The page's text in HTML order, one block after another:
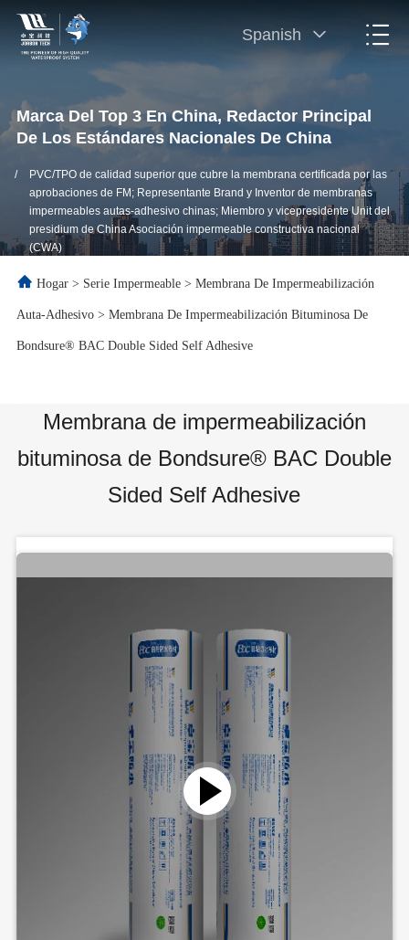
Spanish
Marca Del Top 3 En China, Redactor Principal
De Los Estándares Nacionales De China
/
PVC/TPO de calidad superior que cubre la membrana certificada por las
aprobaciones de FM; Representante Brand y Inventor de membranas
impermeables autas-adhesivo chinas; Miembro y vicepresidente Unit del
presidium de China Asociación impermeable constructiva nacional
(CWA)
Hogar > Serie Impermeable > Membrana De Impermeabilización
Auta-Adhesivo > Membrana De Impermeabilización Bituminosa De
Bondsure® BAC Double Sided Self Adhesive
Membrana de impermeabilización
bituminosa de Bondsure® BAC Double
Sided Self Adhesive